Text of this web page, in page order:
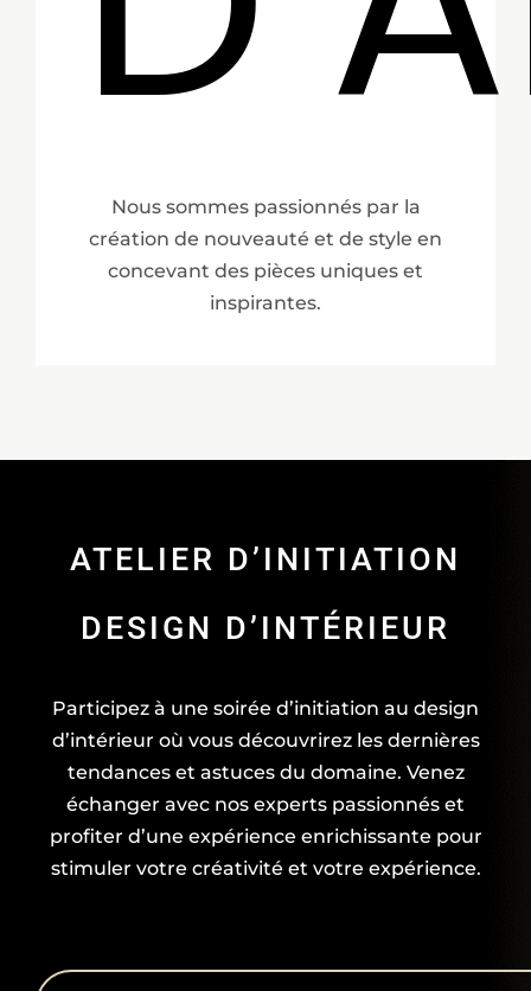
Nous sommes passionnés par la
création de nouveauté et de style en
concevant des pièces uniques et
inspirantes.
ATELIER D’INITIATION
DESIGN D’INTÉRIEUR
Participez à une soirée d’initiation au design
d’intérieur où vous découvrirez les dernières
tendances et astuces du domaine. Venez
échanger avec nos experts passionnés et
profiter d’une expérience enrichissante pour
stimuler votre créativité et votre expérience.